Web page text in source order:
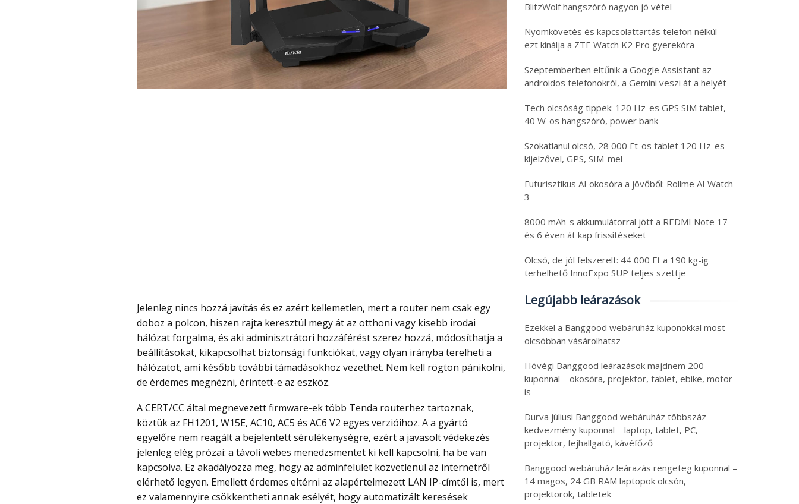
Jelenleg nincs hozzá javítás és ez azért kellemetlen, mert a router nem csak egy
doboz a polcon, hiszen rajta keresztül megy át az otthoni vagy kisebb irodai
hálózat forgalma, és aki adminisztrátori hozzáférést szerez hozzá, módosíthatja a
beállításokat, kikapcsolhat biztonsági funkciókat, vagy olyan irányba terelheti a
hálózatot, ami később további támadásokhoz vezethet. Nem kell rögtön pánikolni,
de érdemes megnézni, érintett-e az eszköz.
A CERT/CC által megnevezett firmware-ek több Tenda routerhez tartoznak,
köztük az FH1201, W15E, AC10, AC5 és AC6 V2 egyes verzióihoz. A a gyártó
egyelőre nem reagált a bejelentett sérülékenységre, ezért a javasolt védekezés
jelenleg elég prózai: a távoli webes menedzsmentet ki kell kapcsolni, ha be van
kapcsolva. Ez akadályozza meg, hogy az adminfelület közvetlenül az internetről
elérhető legyen. Emellett érdemes eltérni az alapértelmezett LAN IP-címtől is, mert
ez valamennyire csökkentheti annak esélyét, hogy automatizált keresések
BlitzWolf hangszóró nagyon jó vétel
Nyomkövetés és kapcsolattartás telefon nélkül –
ezt kínálja a ZTE Watch K2 Pro gyerekóra
Szeptemberben eltűnik a Google Assistant az
androidos telefonokról, a Gemini veszi át a helyét
Tech olcsóság tippek: 120 Hz-es GPS SIM tablet,
40 W-os hangszóró, power bank
Szokatlanul olcsó, 28 000 Ft-os tablet 120 Hz-es
kijelzővel, GPS, SIM-mel
Futurisztikus AI okosóra a jövőből: Rollme AI Watch
3
8000 mAh-s akkumulátorral jött a REDMI Note 17
és 6 éven át kap frissítéseket
Olcsó, de jól felszerelt: 44 000 Ft a 190 kg-ig
terhelhető InnoExpo SUP teljes szettje
Legújabb leárazások
Ezekkel a Banggood webáruház kuponokkal most
olcsóbban vásárolhatsz
Hóvégi Banggood leárazások majdnem 200
kuponnal – okosóra, projektor, tablet, ebike, motor
is
Durva júliusi Banggood webáruház többszáz
kedvezmény kuponnal – laptop, tablet, PC,
projektor, fejhallgató, kávéfőző
Banggood webáruház leárazás rengeteg kuponnal –
14 magos, 24 GB RAM laptopok olcsón,
projektorok, tabletek